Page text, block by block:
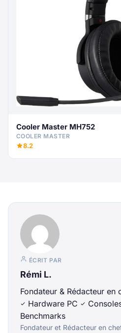
Cooler Master MH752
COOLER MASTER
8.2
ÉCRIT PAR
Rémi L.
Fondateur & Rédacteur en
Hardware PC
Benchmarks
Fondateur et Rédacteur en